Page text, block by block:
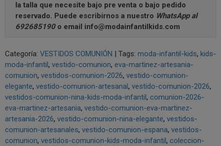
la talla que necesite bajo pre venta o bajo pedido
reservado. Puede escribirnos a nuestro WhatsApp al
692685190o email info@modainfantilkids.com
Categoría: VESTIDOS COMUNIÓN | Tags: moda-infantil-kids kids-
moda-infantil vestido-comunion eva-martinez-artesania-
comunion vestidos-comunion-2026 vestido-comunion-
elegante vestido-comunion-artesanal vestido-comunion-2026
vestidos-comunion-nina-kids-moda-infantil comunion-2026-
eva-martinez-artesania vestido-comunion-eva-martinez-
artesania-2026 vestido-comunion-nina-elegante vestidos-
comunion-artesanales vestido-comunion-espana vestidos-
comunion vestidos-comunion-kids-moda-infantil coleccion-